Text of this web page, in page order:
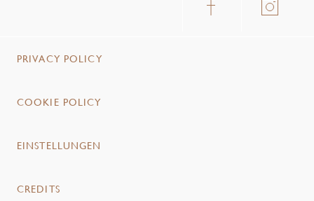
PRIVACY POLICY
COOKIE POLICY
EINSTELLUNGEN
CREDITS